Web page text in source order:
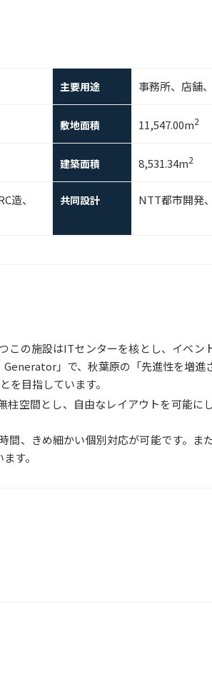
主要用途 事務所、店舗
敷地面積 11,547.00m2
建築面積 8,531.34m2
造、
共同設計 NTT都市開発
の施設はITセンターを核とし、イベン
」で、秋葉原の「先進性を増進
を目指しています。
柱空間とし、自由なレイアウトを可能に
間、きめ細かい個別対応が可能です。ま
す。